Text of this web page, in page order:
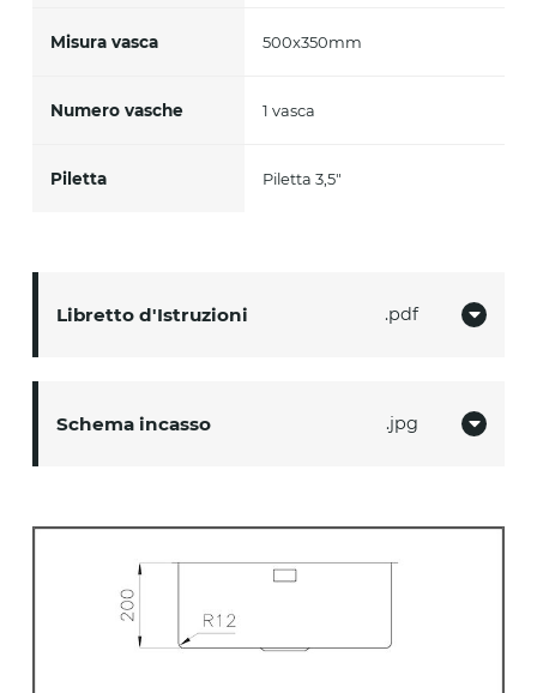
Libretto d'Istruzioni pdf
Schema incasso jpg
Misura vasca 500x350mm
Numero vasche 1 vasca
Piletta Piletta 3,5"